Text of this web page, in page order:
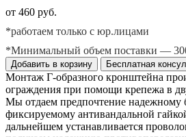
от 460 руб.
*работаем только с юр.лицами
*Минимальный объем поставки —
Добавить в корзину Бесплатная
Монтаж Г-образного кронштейна
ограждения при помощи крепежа в
Мы отдаем предпочтение надежному
фиксируемому антивандальной
дальнейшем устанавливается